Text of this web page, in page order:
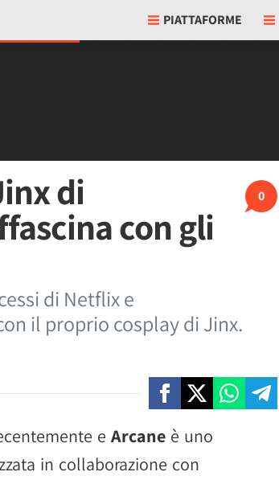
PIATTAFORME
0
di
con gli
di Netflix e
il proprio cosplay di Jinx.
e Arcane è uno
in collaborazione con